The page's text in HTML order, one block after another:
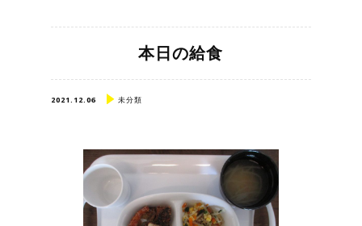
本日の給食
2021.12.06 未分類